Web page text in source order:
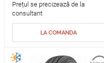
Prețul se precizează de la
consultant
LA COMANDA